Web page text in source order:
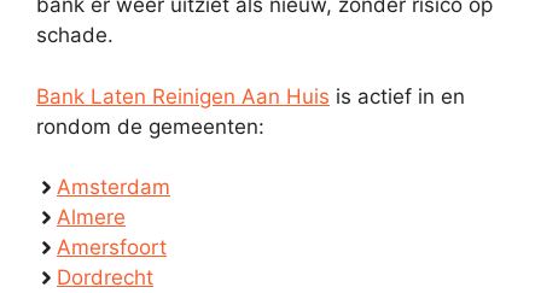
bank er weer uitziet als nieuw, zonder risico op
schade.
Bank Laten Reinigen Aan Huis is actief in en
rondom de gemeenten:
Amsterdam
Almere
Amersfoort
Dordrecht